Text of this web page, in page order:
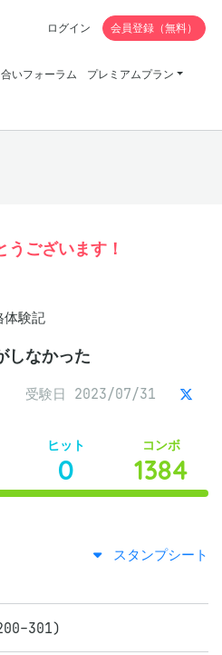
いフォーラム
プレミアムプラン
ログイン 会員登録（無料）
うございます！
体験記
しなかった
受験日 2023/07/31
ヒット
0
コンボ
1384
スタンプシート
301)